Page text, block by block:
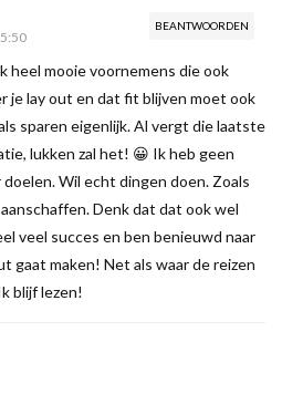
BEANTWOORDEN
heel mooie voornemens die ook
je lay out en dat fit blijven moet ook
sparen eigenlijk. Al vergt die laatste
lukken zal het! 😀 Ik heb geen
doelen. Wil echt dingen doen. Zoals
Denk dat dat ook wel
veel succes en ben benieuwd naar
gaat maken! Net als waar de reizen
blijf lezen!